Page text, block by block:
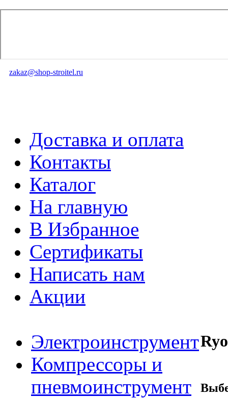
zakaz@shop-stroitel.ru
Доставка и оплата
Контакты
Каталог
На главную
В Избранное
Сертификаты
Написать нам
Акции
Электроинструмент
Компрессоры и
пневмоинструмент